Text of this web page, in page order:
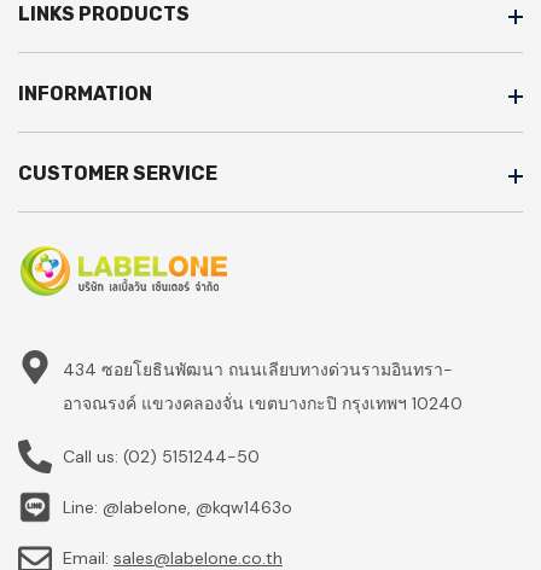
LINKS PRODUCTS
INFORMATION
CUSTOMER SERVICE
434 ซอยโยธินพัฒนา ถนนเลียบทางด่วนรามอินทรา-
อาจณรงค์ แขวงคลองจั่น เขตบางกะปิ กรุงเทพฯ 10240
Call us: (02) 5151244-50
Line: @labelone, @kqw1463o
Email: sales@labelone.co.th